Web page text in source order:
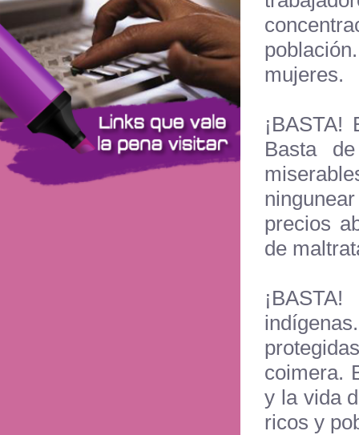
mujeres.
Basta
precios
de
coimera.
y la vida
ricos y